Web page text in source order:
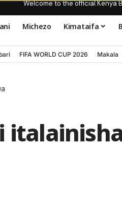
Welcome to the official Kenya
Michezo Kimataifa
FIFA WORLD CUP 2026 Makala